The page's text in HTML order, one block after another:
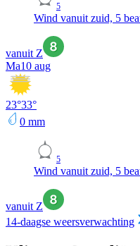
5
Wind vanuit zuid, 5
vanuit Z
Ma10 aug
23°33°
0 mm
5
Wind vanuit zuid, 5
vanuit Z
14-daagse weersverwachting